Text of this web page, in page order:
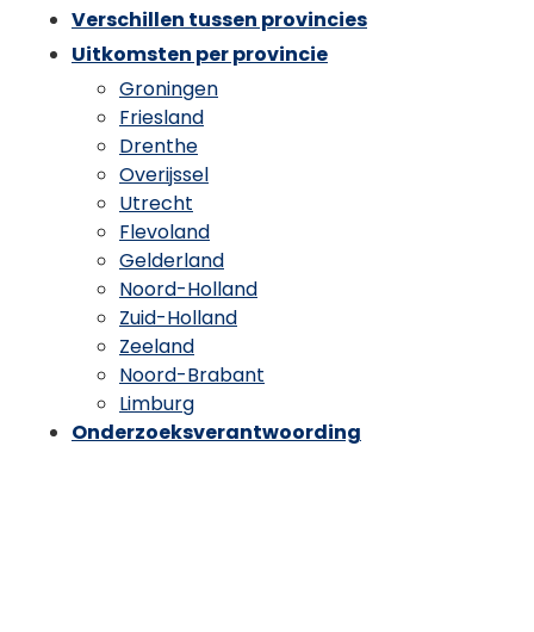
Verschillen tussen provincies
Uitkomsten per provincie
Groningen
Friesland
Drenthe
Overijssel
Utrecht
Flevoland
Gelderland
Noord-Holland
Zuid-Holland
Zeeland
Noord-Brabant
Limburg
Onderzoeksverantwoording